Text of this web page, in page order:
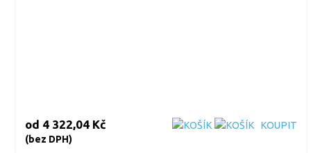
od 4 322,04 Kč
(bez DPH)
KOUPIT